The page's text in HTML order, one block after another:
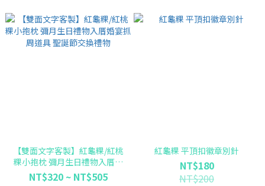
【雙面文字客製】紅龜粿/紅桃
粿小抱枕 彌月生日禮物入厝婚
宴抓周道具 聖誕節交換禮物
NT$320 ~ NT$505
紅龜粿 平頂扣徽章別針
NT$180
NT$200